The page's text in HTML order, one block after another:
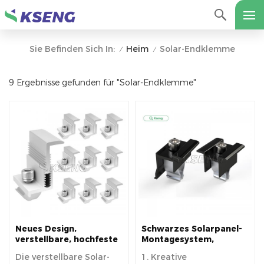
Sie Befinden Sich In: / Heim / Solar-Endklemme
9 Ergebnisse gefunden für "Solar-Endklemme"
Neues Design,
verstellbare, hochfeste
Montage von
Die verstellbare Solar-
Schwarzes Solarpanel-
Montagesystem,
Endklemme
1. Kreative